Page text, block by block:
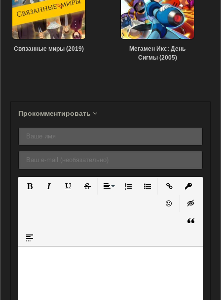
Связанные миры (2019)
Мегамен Икс: День
Сигмы (2005)
Прокомментировать
Нумерованный список
Маркированный
Вставить ссылку
Вставить